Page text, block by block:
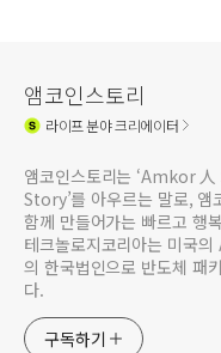
앰코인스토리
라이프분야 크리에이터
앰코인스토리는 ‘Amkor
Story’를 아우르는 말로, 앰
함께 만들어가는 빠르고 행
테크놀로지코리아는 미
의 한국법인으로 반도체 패
다.
구독하기